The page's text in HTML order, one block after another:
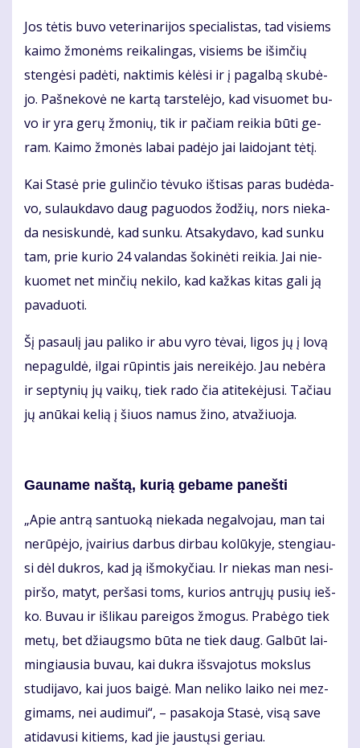
Jos tė­tis bu­vo ve­te­ri­na­ri­jos spe­cia­lis­tas, tad vi­siems
kai­mo žmo­nėms rei­ka­lin­gas, vi­siems be iš­im­čių
sten­gė­si pa­dė­ti, nak­ti­mis kė­lė­si ir į pa­gal­bą sku­bė­
jo. Pa­šne­ko­vė ne kar­tą tars­te­lė­jo, kad vi­suo­met bu­
vo ir yra ge­rų žmo­nių, tik ir pa­čiam rei­kia bū­ti ge­
ram. Kai­mo žmo­nės la­bai pa­dė­jo jai lai­do­jant tė­tį.
Kai Sta­sė prie gu­lin­čio tė­vu­ko iš­ti­sas pa­ras bu­dė­da­
vo, su­lauk­da­vo daug pa­guo­dos žo­džių, nors nie­ka­
da ne­si­skun­dė, kad sun­ku. At­sa­ky­da­vo, kad sun­ku
tam, prie ku­rio 24 va­lan­das šo­ki­nė­ti rei­kia. Jai nie­
kuo­met net min­čių ne­ki­lo, kad kaž­kas ki­tas ga­li ją
pa­va­duo­ti.
Šį pa­sau­lį jau pa­li­ko ir abu vy­ro tė­vai, li­gos jų į lo­vą
ne­pa­gul­dė, il­gai rū­pin­tis jais ne­rei­kė­jo. Jau ne­bė­ra
ir sep­ty­nių jų vai­kų, tiek ra­do čia ati­te­kė­ju­si. Ta­čiau
jų anū­kai ke­lią į šiuos na­mus ži­no, at­va­žiuo­ja.
Gau­na­me naš­tą, ku­rią ge­ba­me pa­neš­ti
„Apie an­trą san­tuo­ką nie­ka­da ne­gal­vo­jau, man tai
ne­rū­pė­jo, įvai­rius dar­bus dir­bau ko­lū­ky­je, sten­giau­
si dėl duk­ros, kad ją iš­mo­ky­čiau. Ir nie­kas man ne­si­
pir­šo, ma­tyt, per­ša­si toms, ku­rios ant­rų­jų pu­sių ieš­
ko. Bu­vau ir iš­li­kau pa­rei­gos žmo­gus. Pra­bė­go tiek
me­tų, bet džiaugs­mo bū­ta ne tiek daug. Gal­būt lai­
min­giau­sia bu­vau, kai duk­ra iš­sva­jo­tus moks­lus
stu­di­ja­vo, kai juos bai­gė. Man ne­li­ko lai­ko nei mez­
gi­mams, nei au­di­mui“, – pa­sa­ko­ja Sta­sė, vi­są sa­ve
ati­da­vu­si ki­tiems, kad jie jaus­tų­si ge­riau.